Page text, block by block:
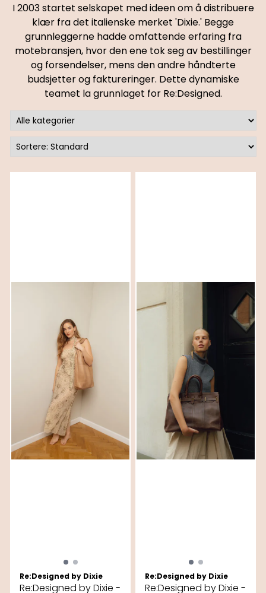
I 2003 startet selskapet med ideen om å distribuere
klær fra det italienske merket 'Dixie.' Begge
grunnleggerne hadde omfattende erfaring fra
motebransjen, hvor den ene tok seg av bestillinger
og forsendelser, mens den andre håndterte
budsjetter og faktureringer. Dette dynamiske
teamet la grunnlaget for Re:Designed.
Re:Designed by Dixie
Re:Designed by Dixie -
Re:Designed by Dixie
Re:Designed by Dixie -